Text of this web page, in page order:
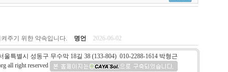
주기 위한 약속입니다.
명언 2026-06-02
울특별시 성동구 무수막 18길 38 (133-804) 010-2288-1614 박형근
all right reserved